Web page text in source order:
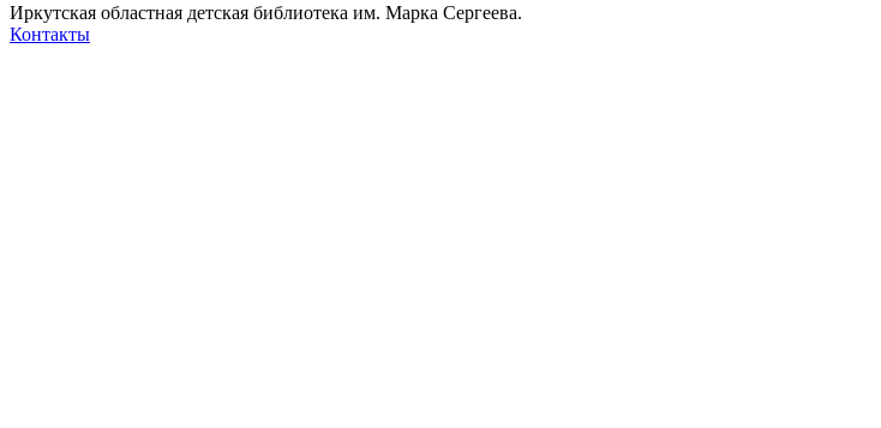
Иркутская областная детская библиотека им. Марка Сергеева.
Контакты